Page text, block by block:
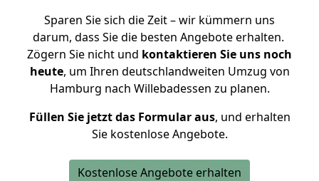
Sparen Sie sich die Zeit – wir kümmern uns
darum, dass Sie die besten Angebote erhalten.
Zögern Sie nicht und kontaktieren Sie uns noch
heute, um Ihren deutschlandweiten Umzug von
Hamburg nach Willebadessen zu planen.
Füllen Sie jetzt das Formular aus, und erhalten
Sie kostenlose Angebote.
Kostenlose Angebote erhalten